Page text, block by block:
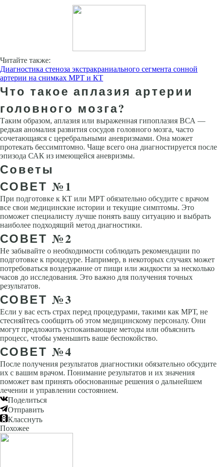
Читайте также:
Диагностика стеноза экстракраниального сегмента сонной
артерии на снимках МРТ и КТ
Что такое аплазия артерии
головного мозга?
Таким образом, аплазия или выраженная гипоплазия ВСА —
редкая аномалия развития сосудов головного мозга, часто
сочетающаяся с церебральными аневризмами. Она может
протекать бессимптомно. Чаще всего она диагностируется после
эпизода САК из имеющейся аневризмы.
Советы
СОВЕТ №1
При подготовке к КТ или МРТ обязательно обсудите с врачом
все свои медицинские истории и текущие симптомы. Это
поможет специалисту лучше понять вашу ситуацию и выбрать
наиболее подходящий метод диагностики.
СОВЕТ №2
Не забывайте о необходимости соблюдать рекомендации по
подготовке к процедуре. Например, в некоторых случаях может
потребоваться воздержание от пищи или жидкости за несколько
часов до исследования. Это важно для получения точных
результатов.
СОВЕТ №3
Если у вас есть страх перед процедурами, такими как МРТ, не
стесняйтесь сообщить об этом медицинскому персоналу. Они
могут предложить успокаивающие методы или объяснить
процесс, чтобы уменьшить ваше беспокойство.
СОВЕТ №4
После получения результатов диагностики обязательно обсудите
их с вашим врачом. Понимание результатов и их значения
поможет вам принять обоснованные решения о дальнейшем
лечении и управлении состоянием.
Поделиться
Отправить
Класснуть
Похожее